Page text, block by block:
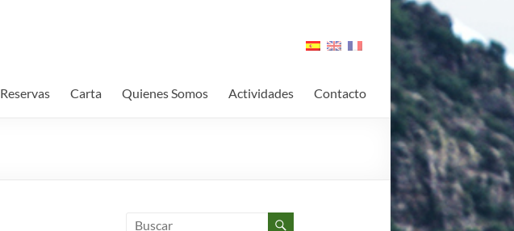
Reservas Carta Quienes Somos Actividades Contacto